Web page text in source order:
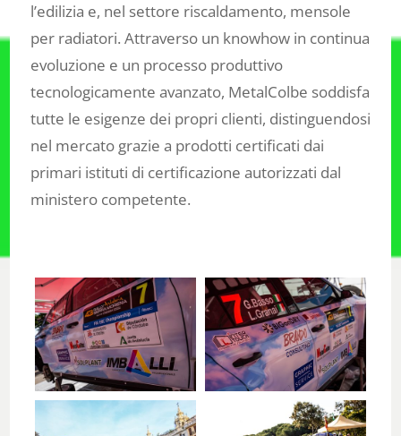
l’edilizia e, nel settore riscaldamento, mensole
per radiatori. Attraverso un knowhow in continua
evoluzione e un processo produttivo
tecnologicamente avanzato, MetalColbe soddisfa
tutte le esigenze dei propri clienti, distinguendosi
nel mercato grazie a prodotti certificati dai
primari istituti di certificazione autorizzati dal
ministero competente.